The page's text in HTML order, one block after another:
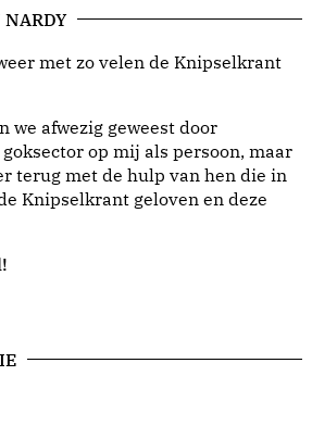
NARDY
met zo velen de Knipselkrant
we afwezig geweest door
op mij als persoon, maar
terug met de hulp van hen die in
Knipselkrant geloven en deze